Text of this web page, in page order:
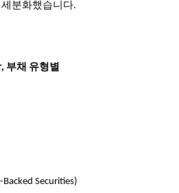
분화했습니다.
부채 유형별
Backed Securities)